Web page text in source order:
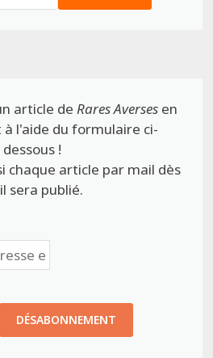
article de Rares Aversesen
l'aide du formulaire ci-
dessous !
chaque article par mail dès
sera publié.